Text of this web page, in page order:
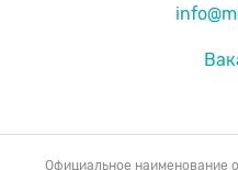
Официальное наименование